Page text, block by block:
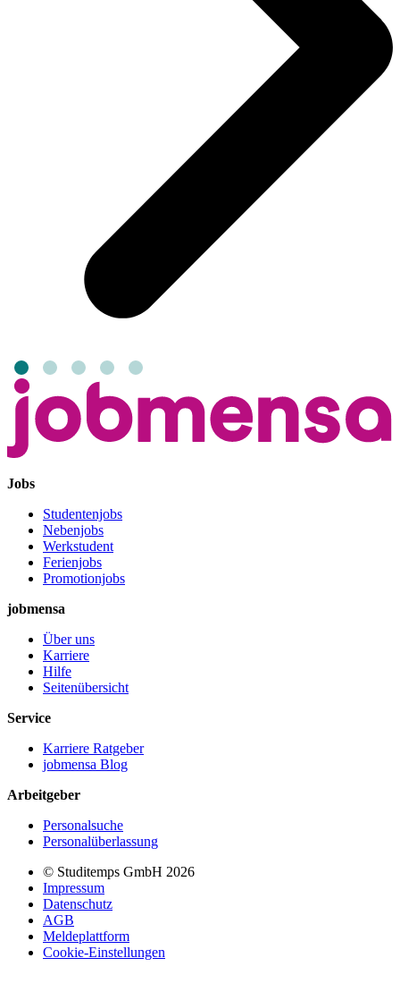
Jobs
Studentenjobs
Nebenjobs
Werkstudent
Ferienjobs
Promotionjobs
jobmensa
Über uns
Karriere
Hilfe
Seitenübersicht
Service
Karriere Ratgeber
jobmensa Blog
Arbeitgeber
Personalsuche
Personalüberlassung
© Studitemps GmbH 2026
Impressum
Datenschutz
AGB
Meldeplattform
Cookie-Einstellungen